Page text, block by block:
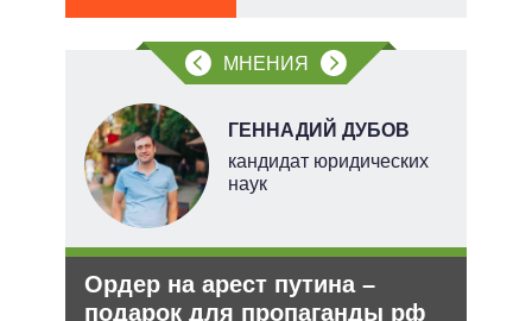
МНЕНИЯ
ГЕННАДИЙ ДУБОВ
кандидат юридических
наук
Ордер на арест путина –
подарок для пропаганды рф